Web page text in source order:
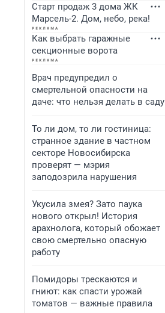
Старт продаж 3 дома ЖК
Марсель-2. Дом, небо, река!
Как выбрать гаражные
секционные ворота
Врач предупредил о
смертельной опасности на
даче: что нельзя делать в саду
То ли дом, то ли гостиница:
странное здание в частном
секторе Новосибирска
проверят — мэрия
заподозрила нарушения
Укусила змея? Зато паука
нового открыл! История
арахнолога, который обожает
свою смертельно опасную
работу
Помидоры трескаются и
гниют: как спасти урожай
томатов — важные правила